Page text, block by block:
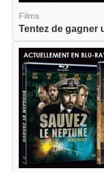
Films
Tentez de gagner